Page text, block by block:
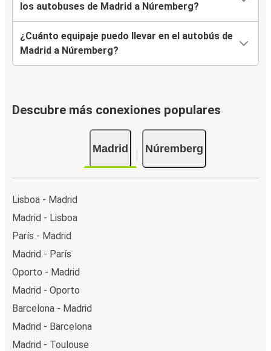
los autobuses de Madrid a Núremberg?
¿Cuánto equipaje puedo llevar en el autobús de
Madrid a Núremberg?
Descubre más conexiones populares
Madrid Núremberg
Lisboa - Madrid
Madrid - Lisboa
París - Madrid
Madrid - París
Oporto - Madrid
Madrid - Oporto
Barcelona - Madrid
Madrid - Barcelona
Madrid - Toulouse